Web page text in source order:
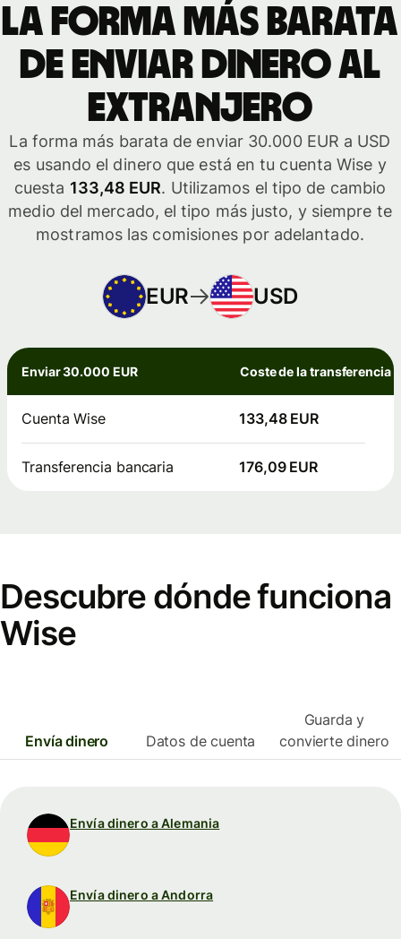
La forma más barata
de enviar dinero al
extranjero
La forma más barata de enviar 30.000 EUR a USD
es usando el dinero que está en tu cuenta Wise y
cuesta 133,48 EUR. Utilizamos el tipo de cambio
medio del mercado, el tipo más justo, y siempre te
mostramos las comisiones por adelantado.
EUR USD
Enviar 30.000 EUR Coste de la transferencia
Cuenta Wise 133,48 EUR
Transferencia bancaria 176,09 EUR
Descubre dónde funciona
Wise
Envía dinero Datos de cuenta
Guarda y
convierte dinero
Envía dinero a Alemania
Envía dinero a Andorra